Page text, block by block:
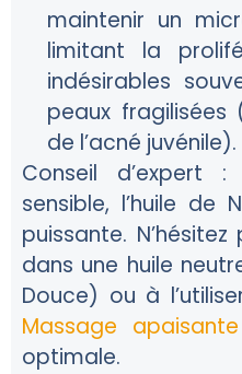
maintenir un
limitant la
indésirables
peaux
de l’acné juvénile).
Conseil d’expert :
sensible, l’huile de
puissante.
dans une huile
Douce) ou à
Massage apaisante
optimale.